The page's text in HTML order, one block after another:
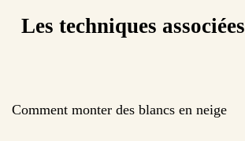
Les techniques associées
Comment monter des blancs en neige